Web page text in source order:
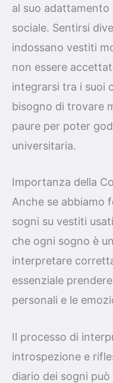
al suo
sociale. Sentirsi
indossano vestiti
non essere
integrarsi tra i suoi
bisogno di trovare
paure per poter
universitaria.
Importanza della
Anche se abbiamo
sogni su vestiti
che ogni sogno è
interpretare
essenziale
personali e le
Il processo di
introspezione e
diario dei sogni